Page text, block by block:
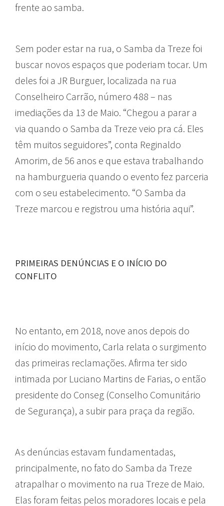
frente ao samba.
Sem poder estar na rua, o Samba da Treze foi
buscar novos espaços que poderiam tocar. Um
deles foi a JR Burguer, localizada na rua
Conselheiro Carrão, número 488 – nas
imediações da 13 de Maio. “Chegou a parar a
via quando o Samba da Treze veio pra cá. Eles
têm muitos seguidores”, conta Reginaldo
Amorim, de 56 anos e que estava trabalhando
na hamburgueria quando o evento fez parceria
com o seu estabelecimento. “O Samba da
Treze marcou e registrou uma história aqui”.
PRIMEIRAS DENÚNCIAS E O INÍCIO DO
CONFLITO
No entanto, em 2018, nove anos depois do
início do movimento, Carla relata o surgimento
das primeiras reclamações. Afirma ter sido
intimada por Luciano Martins de Farias, o então
presidente do Conseg (Conselho Comunitário
de Segurança), a subir para praça da região.
As denúncias estavam fundamentadas,
principalmente, no fato do Samba da Treze
atrapalhar o movimento na rua Treze de Maio.
Elas foram feitas pelos moradores locais e pela